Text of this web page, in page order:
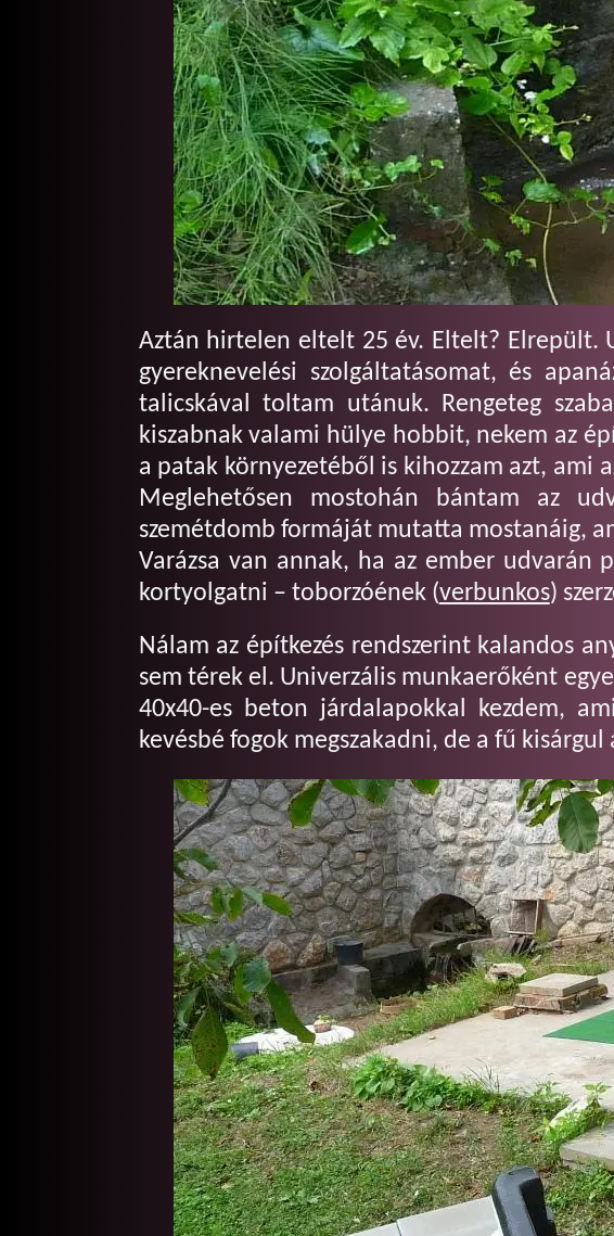
Aztán hirtelen eltelt 25 év. Eltelt? Elrepült.
gyereknevelési szolgáltatásomat, és
talicskával toltam utánuk. Rengeteg
kiszabnak valami hülye hobbit, nekem az
a patak környezetéből is kihozzam azt, ami
Meglehetősen mostohán bántam az
szemétdomb formáját mutatta mostanáig,
Varázsa van annak, ha az ember udvarán
kortyolgatni – toborzóének (verbunkos)
Nálam az építkezés rendszerint kalandos
sem térek el. Univerzális munkaerőként
40x40-es beton járdalapokkal kezdem,
kevésbé fogok megszakadni, de a fű